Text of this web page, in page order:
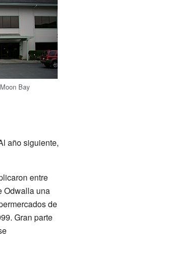
Bay
año siguiente,
entre
Odwalla una
de
Gran parte